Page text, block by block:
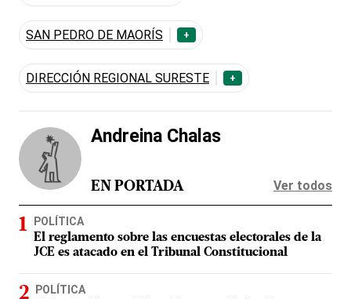
SAN PEDRO DE MAORÍS +
DIRECCIÓN REGIONAL SURESTE +
Andreina Chalas
EN PORTADA Ver todos
POLÍTICA
El reglamento sobre las encuestas electorales de la
JCE es atacado en el Tribunal Constitucional
POLÍTICA